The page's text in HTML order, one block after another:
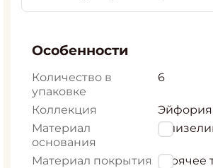
Особенности
Количество в
упаковке
6
Коллекция
Эйфория
Материал
основания
Материал покрытия горячее